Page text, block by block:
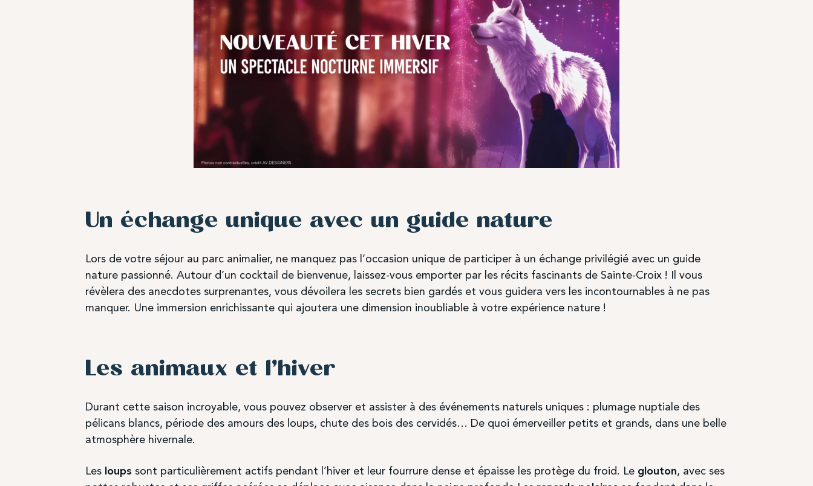
Un échange unique avec un guide nature
Lors de votre séjour au parc animalier, ne manquez pas l’occasion unique de participer à un échange privilégié avec un guide
nature passionné. Autour d’un cocktail de bienvenue, laissez-vous emporter par les récits fascinants de Sainte-Croix ! Il vous
révèlera des anecdotes surprenantes, vous dévoilera les secrets bien gardés et vous guidera vers les incontournables à ne pas
manquer. Une immersion enrichissante qui ajoutera une dimension inoubliable à votre expérience nature !
Les animaux et l’hiver
Durant cette saison incroyable, vous pouvez observer et assister à des événements naturels uniques : plumage nuptiale des
pélicans blancs, période des amours des loups, chute des bois des cervidés… De quoi émerveiller petits et grands, dans une belle
atmosphère hivernale.
Les loups sont particulièrement actifs pendant l’hiver et leur fourrure dense et épaisse les protège du froid. Le glouton, avec ses
Semaine de l'ours